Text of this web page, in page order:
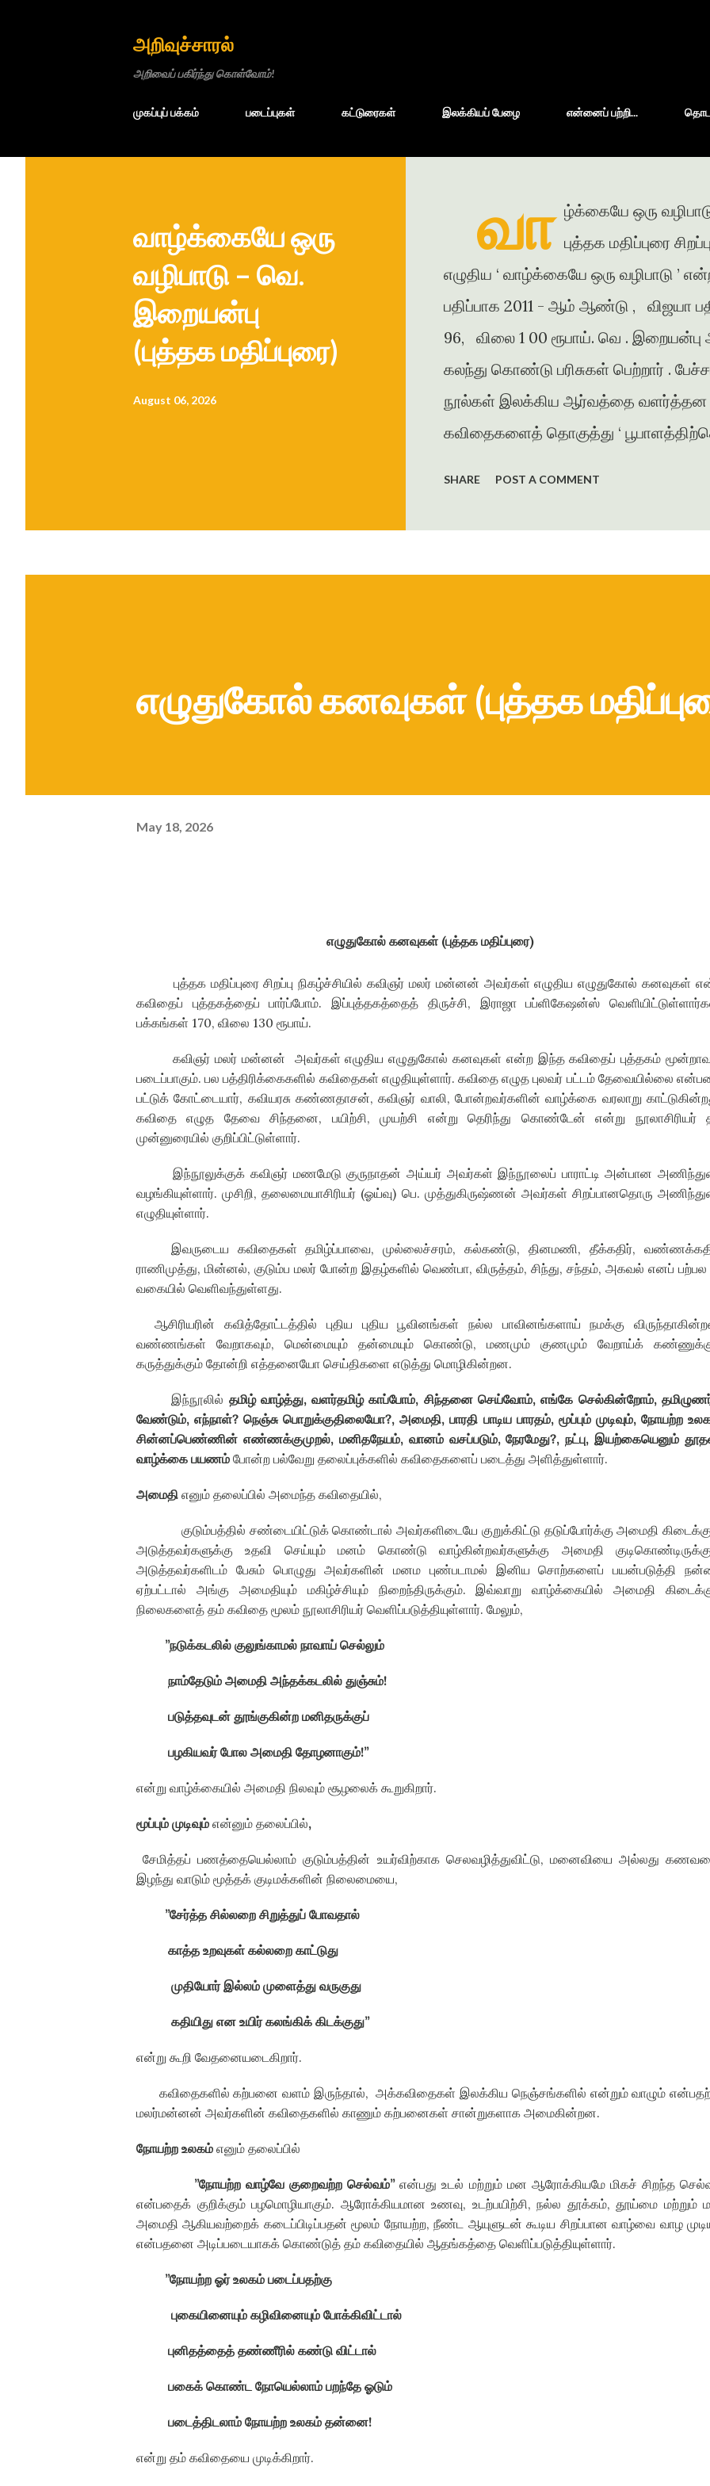
அறிவுச்சாரல்
அறிவைப் பகிர்ந்து கொள்வோம்!
முகப்புப் பக்கம் படைப்புகள் கட்டுரைகள் இலக்கியப் பேழை என்னைப் பற்றி...
வாழ்க்கையே ஒரு
வழிபாடு – வெ.
இறையன்பு
(புத்தக மதிப்புரை)
August 06, 2026
வா ழ்க்கையே ஒரு
புத்தக மதிப்புரை
எழுதிய ‘ வாழ்க்கையே ஒரு வழிபாடு
பதிப்பாக 2011 - ஆம் ஆண்டு , விஜயா
96, விலை 1 00 ரூபாய். வெ .
கலந்து கொண்டு பரிசுகள் பெற்றார் .
நூல்கள் இலக்கிய ஆர்வத்தை வளர்த்தன .
கவிதைகளைத் தொகுத்து ‘
கவிதை , கட்டுரைகளை எழுதியுள்ளார்
SHARE POST A COMMENT
எழுதுகோல் கனவுகள் (புத்தக
May 18, 2026
எழுதுகோல் கனவுகள்(புத்தக மதிப்புரை)
புத்தக மதிப்புரை சிறப்பு நிகழ்ச்சியில் கவிஞர் மலர் மன்னன் அவர்கள் எழுதிய எழுதுகோல் கனவுகள்
கவிதைப் புத்தகத்தைப் பார்ப்போம்.இப்புத்தகத்தைத் திருச்சி, இராஜா பப்ளிகேஷன்ஸ்
பக்கங்கள் 170, விலை 130 ரூபாய்.
கவிஞர் மலர் மன்னன்
அவர்கள் எழுதிய எழுதுகோல் கனவுகள் என்ற இந்த கவிதைப் புத்தகம்
படைப்பாகும்.பல பத்திரிக்கைகளில் கவிதைகள் எழுதியுள்ளார்.கவிதை எழுத புலவர் பட்டம் தேவையில்லை
பட்டுக் கோட்டையார், கவியரசு கண்ணதாசன்,கவிஞர் வாலி,போன்றவர்களின் வாழ்க்கை வரலாறு
கவிதை எழுத தேவை சிந்தனை, பயிற்சி,முயற்சி என்று தெரிந்து கொண்டேன் என்று நூலாசிரியர்
முன்னுரையில் குறிப்பிட்டுள்ளார்.
இந்நூலுக்குக் கவிஞர் மணமேடு குருநாதன் அய்யர் அவர்கள் இந்நூலைப் பாராட்டி அன்பான
வழங்கியுள்ளார்.முசிறி,தலைமையாசிரியர் (ஓய்வு) பெ. முத்துகிருஷ்ணன் அவர்கள் சிறப்பானதொரு
எழுதியுள்ளார்.
இவருடைய கவிதைகள் தமிழ்ப்பாவை,முல்லைச்சரம்,கல்கண்டு,தினமணி,தீக்கதிர்,
ராணிமுத்து, மின்னல், குடும்ப மலர் போன்ற இதழ்களில் வெண்பா, விருத்தம், சிந்து, சந்தம், அகவல் எனப் பற்பல
வகையில் வெளிவந்துள்ளது.
ஆசிரியரின் கவித்தோட்டத்தில் புதிய புதிய பூவினங்கள் நல்ல பாவினங்களாய் நமக்கு
வண்ணங்கள் வேறாகவும், மென்மையும் தன்மையும் கொண்டு, மணமும் குணமும் வேறாய்க்
கருத்துக்கும் தோன்றி எத்தனையோ செய்திகளை எடுத்து மொழிகின்றன.
இந்நூலில் தமிழ் வாழ்த்து,வளர்தமிழ் காப்போம், சிந்தனை செய்வோம்,எங்கே செல்கின்றோம்,
வேண்டும்,எந்நாள்?நெஞ்சு பொறுக்குதிலையோ?,அமைதி,பாரதி பாடிய பாரதம், மூப்பும் முடிவும், நோயற்ற
சின்னப்பெண்ணின் எண்ணக்குமுறல், மனிதநேயம், வானம் வசப்படும்,நேரமேது?,நட்பு,இயற்கையெனும்
வாழ்க்கை பயணம் போன்ற பல்வேறு தலைப்புக்களில் கவிதைகளைப் படைத்து அளித்துள்ளார்.
அமைதி எனும் தலைப்பில் அமைந்த கவிதையில்,
குடும்பத்தில் சண்டையிட்டுக் கொண்டால் அவர்களிடையே குறுக்கிட்டு தடுப்போர்க்கு அமைதி
அடுத்தவர்களுக்கு உதவி செய்யும் மனம் கொண்டு வாழ்கின்றவர்களுக்கு அமைதி
அடுத்தவர்களிடம் பேசும் பொழுது அவர்களின் மனம புண்படாமல் இனிய சொற்களைப் பயன்படுத்தி
ஏற்பட்டால் அங்கு அமைதியும் மகிழ்ச்சியும் நிறைந்திருக்கும்.இவ்வாறு வாழ்க்கையில் அமைதி
நிலைகளைத் தம் கவிதை மூலம் நூலாசிரியர் வெளிப்படுத்தியுள்ளார். மேலும்,
”நடுக்கடலில் குலுங்காமல் நாவாய் செல்லும்
நாம்தேடும் அமைதி அந்தக்கடலில் துஞ்சும்!
படுத்தவுடன் தூங்குகின்ற மனிதருக்குப்
பழகியவர் போல அமைதி தோழனாகும்!”
என்று வாழ்க்கையில் அமைதி நிலவும் சூழலைக் கூறுகிறார்.
மூப்பும் முடிவும் என்னும் தலைப்பில்,
சேமித்தப் பணத்தையெல்லாம் குடும்பத்தின் உயர்விற்காக செலவழித்துவிட்டு, மனைவியை அல்லது
இழந்து வாடும் மூத்தக் குடிமக்களின் நிலைமையை,
”சேர்த்த சில்லறை சிறுத்துப் போவதால்
காத்த உறவுகள் கல்லறை காட்டுது
முதியோர் இல்லம் முளைத்து வருகுது
கதியிது என உயிர் கலங்கிக் கிடக்குது”
என்று கூறி வேதனையடைகிறார்.
கவிதைகளில் கற்பனை வளம் இருந்தால், அக்கவிதைகள் இலக்கிய நெஞ்சங்களில் என்றும் வாழும்
மலர்மன்னன் அவர்களின் கவிதைகளில் காணும் கற்பனைகள் சான்றுகளாக அமைகின்றன.
நோயற்ற உலகம் எனும் தலைப்பில்
”நோயற்ற வாழ்வே குறைவற்ற செல்வம்” என்பது உடல் மற்றும் மன ஆரோக்கியமே மிகச் சிறந்த
என்பதைக் குறிக்கும் பழமொழியாகும். ஆரோக்கியமான உணவு, உடற்பயிற்சி, நல்ல தூக்கம், தூய்மை மற்றும்
அமைதி ஆகியவற்றைக் கடைப்பிடிப்பதன் மூலம் நோயற்ற,நீண்ட ஆயுளுடன் கூடிய சிறப்பான வாழ்வை வாழ
என்பதனை அடிப்படையாகக் கொண்டுத் தம் கவிதையில் ஆதங்கத்தை வெளிப்படுத்தியுள்ளார்.
”நோயற்ற ஓர் உலகம் படைப்பதற்கு
புகையினையும் கழிவினையும் போக்கிவிட்டால்
புனிதத்தைத் தண்ணீரில் கண்டு விட்டால்
பகைக் கொண்ட நோயெல்லாம் பறந்தே ஓடும்
படைத்திடலாம் நோயற்ற உலகம் தன்னை!
என்று தம் கவிதையை முடிக்கிறார்.